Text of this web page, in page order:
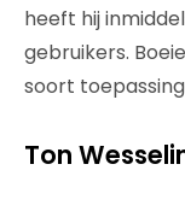
heeft hij
gebruikers.
soort
Ton